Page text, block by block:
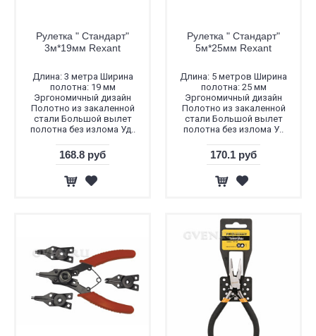
Рулетка " Стандарт"
3м*19мм Rexant
Длина: 3 метра Ширина
полотна: 19 мм
Эргономичный дизайн
Полотно из закаленной
стали Большой вылет
полотна без излома Уд..
168.8 руб
Рулетка " Стандарт"
5м*25мм Rexant
Длина: 5 метров Ширина
полотна: 25 мм
Эргономичный дизайн
Полотно из закаленной
стали Большой вылет
полотна без излома У..
170.1 руб